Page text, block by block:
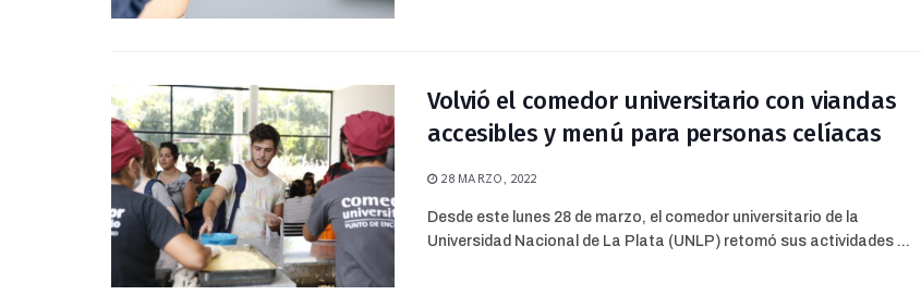
Volvió el comedor universitario con viandas
accesibles y menú para personas celíacas
28 MARZO, 2022
Desde este lunes 28 de marzo, el comedor universitario de la
Universidad Nacional de La Plata (UNLP) retomó sus actividades ...